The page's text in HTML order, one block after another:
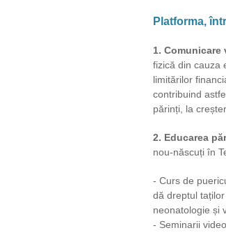
Platforma,
1.
fizică din cauza
limitărilor
contribuind
părinți, la
2. Educarea
nou-născuți în
- Curs de
dă dreptul
neonatologie și
- Seminarii